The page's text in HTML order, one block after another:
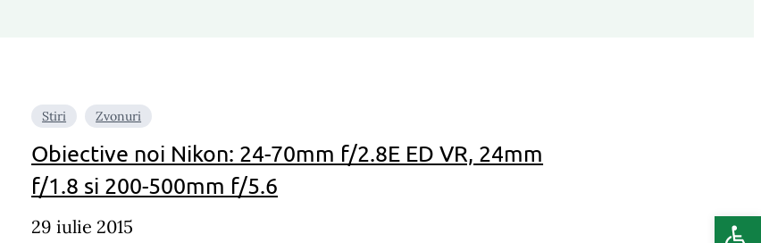
Stiri Zvonuri
Obiective noi Nikon: 24-70mm f/2.8E ED VR, 24mm
f/1.8 si 200-500mm f/5.6
29 iulie 2015